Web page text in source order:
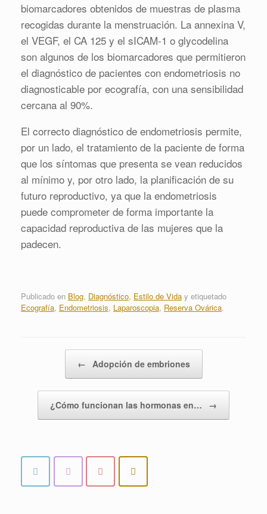
biomarcadores obtenidos de muestras de plasma
recogidas durante la menstruación. La annexina V,
el VEGF, el CA 125 y el sICAM-1 o glycodelina
son algunos de los biomarcadores que permitieron
el diagnóstico de pacientes con endometriosis no
diagnosticable por ecografía, con una sensibilidad
cercana al 90%.
El correcto diagnóstico de endometriosis permite,
por un lado, el tratamiento de la paciente de forma
que los síntomas que presenta se vean reducidos
al mínimo y, por otro lado, la planificación de su
futuro reproductivo, ya que la endometriosis
puede comprometer de forma importante la
capacidad reproductiva de las mujeres que la
padecen.
Publicado en Blog, Diagnóstico, Estilo de Vida y etiquetado
Ecografía, Endometriosis, Laparoscopia, Reserva Ovárica.
← Adopción de embriones
¿Cómo funcionan las hormonas en… →